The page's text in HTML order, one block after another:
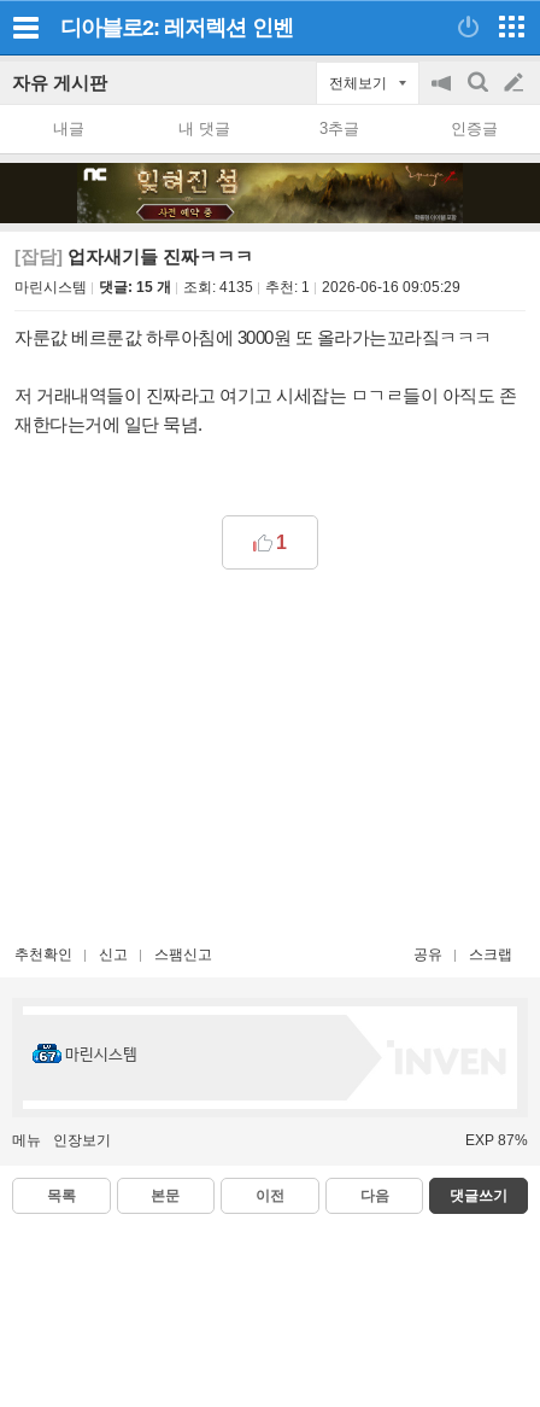
디아블로2: 레저렉션 인벤
자유 게시판 전체보기
공
on/off
검
색
글
쓰
내글 내 댓글 3추글 인증글
[잡담] 업자새기들 진짜ㅋㅋㅋ
마린시스템 댓글: 15 개 조회: 4135 추천: 1 2026-06-16 09:05:29
자룬값 베르룬값 하루아침에 3000원 또 올라가는꼬라짘ㅋㅋㅋ
저 거래내역들이 진짜라고 여기고 시세잡는 ㅁㄱㄹ들이 아직도 존
재한다는거에 일단 묵념.
1
추천확인 신고 스팸신고 공유 스크랩
마린시스템
메뉴 인장보기 EXP 87%
목록 본문 이전 다음 댓글쓰기